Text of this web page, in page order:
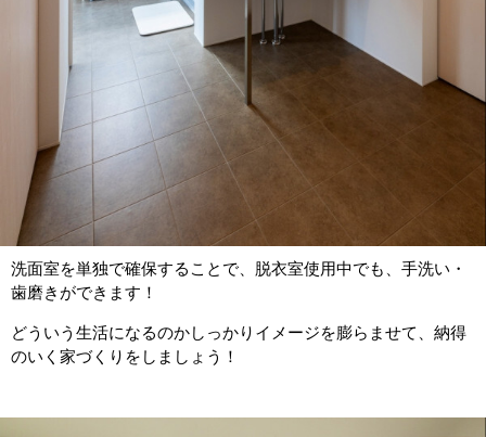
洗面室を単独で確保することで、脱衣室使用中でも、手洗い・
歯磨きができます！
どういう生活になるのかしっかりイメージを膨らませて、納得
のいく家づくりをしましょう！